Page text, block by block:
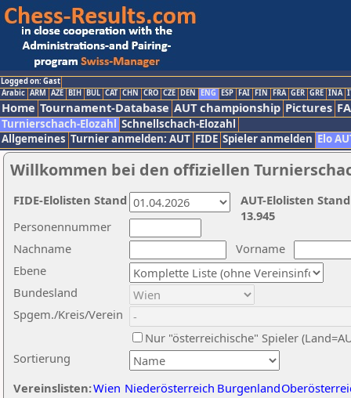
Logged on: Gast
Arabic ARM AZE BIH BUL CAT CHN CRO CZE DEN ENG ESP FAI FIN FRA GER GRE INA
Home Tournament-Database AUT championship Pictures
Turnierschach-Elozahl Schnellschach-Elozahl
Allgemeines Turnier anmelden: AUT FIDE Spieler anmelden Elo
Willkommen bei den offiziellen
Nachname
Vorname
Ebene
Sortierung
Personennummer
Bundesland
Spgem./Kreis/Verein
Nur "österreichische" Spieler
Vereinslisten:Wien Niederösterreich Burgenland
AUT-Elolisten
13.945
FIDE-Elolisten Stand